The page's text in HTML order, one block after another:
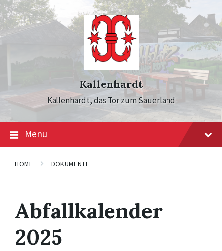
Skip
to
content
Skip
to
main
navigation
Skip
to
footer
Kallenhardt
Kallenhardt, das Tor zum Sauerland
Menu
HOME DOKUMENTE
Abfallkalender
2025